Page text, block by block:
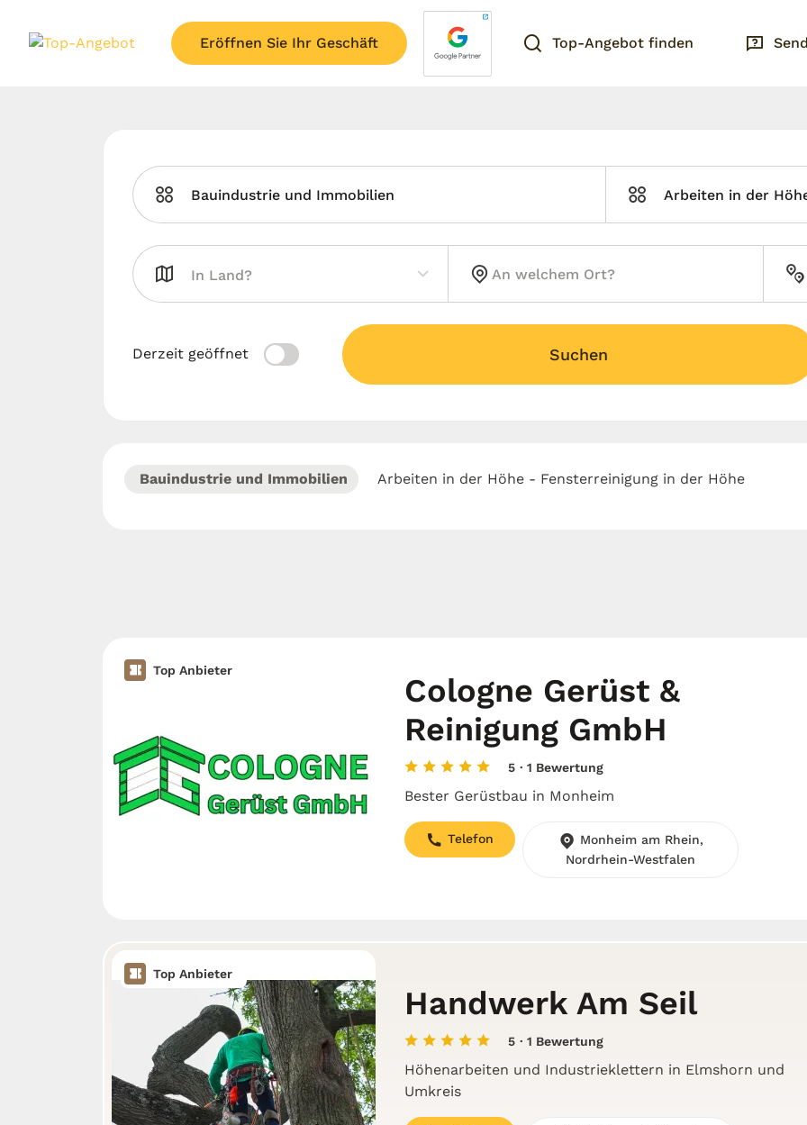
Eröffnen Sie Ihr Geschäft Top-Angebot finden
Bauindustrie und Immobilien Arbeiten in der
Derzeit geöffnet Suchen
Bauindustrie und Immobilien Arbeiten in der Höhe - Fensterreinigung in der Höhe
Top Anbieter
Cologne Gerüst &
Reinigung GmbH
5 · 1 Bewertung
Bester Gerüstbau in Monheim
Telefon
Monheim am Rhein,
Nordrhein-Westfalen
Top Anbieter
Handwerk Am Seil
5 · 1 Bewertung
Höhenarbeiten und Industrieklettern in Elmshorn und
Umkreis